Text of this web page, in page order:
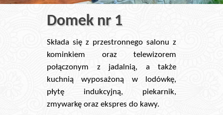
Domek nr 1
Składa się z przestronnego salonu z
kominkiem oraz telewizorem
połączonym z jadalnią, a także
kuchnią wyposażoną w lodówkę,
płytę indukcyjną, piekarnik,
zmywarkę oraz ekspres do kawy.